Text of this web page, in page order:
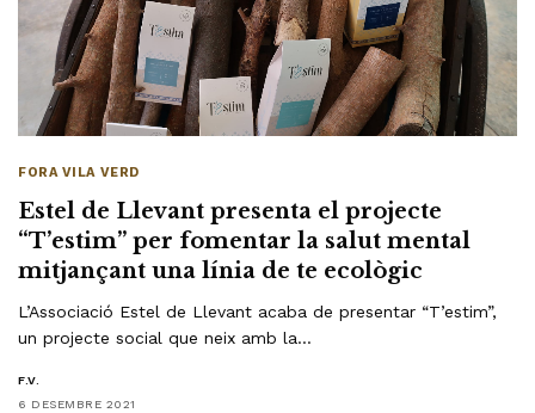
FORA VILA VERD
Estel de Llevant presenta el projecte
“T’estim” per fomentar la salut mental
mitjançant una línia de te ecològic
L’Associació Estel de Llevant acaba de presentar “T’estim”,
un projecte social que neix amb la…
F.V.
6 DESEMBRE 2021